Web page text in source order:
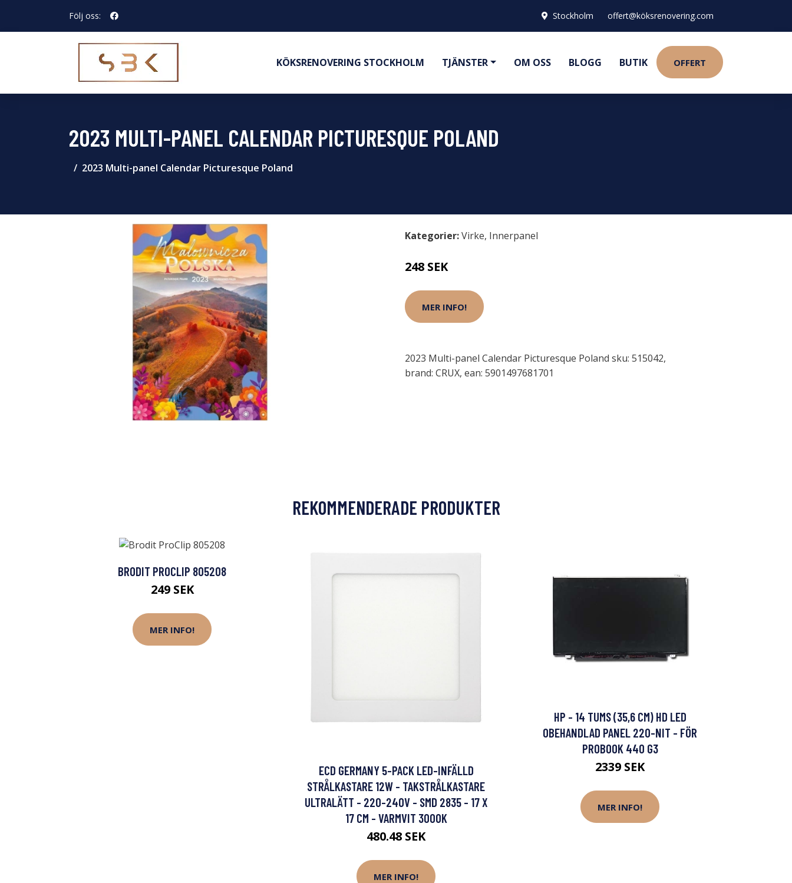
Följ oss: Stockholm offert@köksrenovering.com
KÖKSRENOVERING STOCKHOLM TJÄNSTER OM OSS BLOGG BUTIK OFFERT
2023 MULTI-PANEL CALENDAR PICTURESQUE POLAND
2023 Multi-panel Calendar Picturesque Poland
Kategorier:Virke, Innerpanel
248 SEK
MER INFO!
2023 Multi-panel Calendar Picturesque Poland sku: 515042,
brand: CRUX, ean: 5901497681701
REKOMMENDERADE PRODUKTER
BRODIT PROCLIP 805208
249 SEK
MER INFO!
ECD GERMANY 5-PACK LED-INFÄLLD
STRÅLKASTARE 12W - TAKSTRÅLKASTARE
ULTRALÄTT - 220-240V - SMD 2835 - 17 X
17 CM - VARMVIT 3000K
480.48 SEK
MER INFO!
HP - 14 TUMS (35,6 CM) HD LED
OBEHANDLAD PANEL 220-NIT - FÖR
PROBOOK 440 G3
2339 SEK
MER INFO!